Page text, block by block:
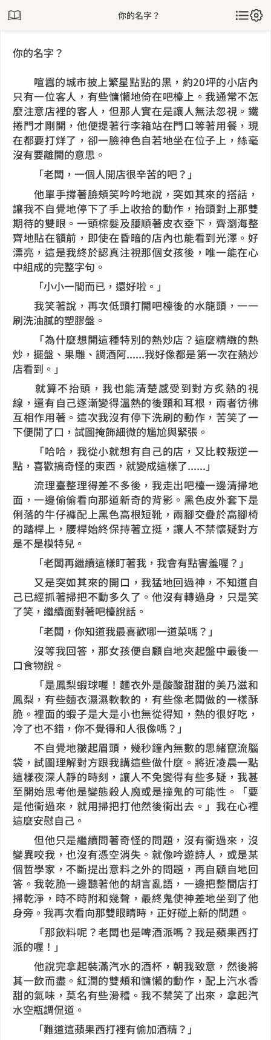
你的名字？
你的名字？
喧囂的城市披上繁星點點的黑，約20坪的小店內
只有一位客人，有些慵懶地倚在吧檯上。我通常不怎
麼注意店裡的客人，但那人實在是讓人無法忽視。鐵
捲門才剛開，他便提著行李箱站在門口等著用餐，現
在都要打烊了，卻一臉神色自若地坐在位子上，絲毫
沒有要離開的意思。
「老闆，一個人開店很辛苦的吧？」
他單手撐著臉頰笑吟吟地說，突如其來的搭話，
讓我不自覺地停下了手上收拾的動作，抬頭對上那雙
期待的雙眼。一頭棕髮及腰順著皮衣垂下，齊瀏海整
齊地貼在額前，即使在昏暗的店內也能看到光澤。好
漂亮，這是我終於認真注視那個女孩後，唯一能在心
中組成的完整字句。
「小小一間而已，還好啦。」
我笑著說，再次低頭打開吧檯後的水龍頭，一一
刷洗油膩的塑膠盤。
「為什麼想開這種特別的熱炒店？這麼精緻的熱
炒，擺盤、果雕、調酒阿......我好像都是第一次在熱炒
店看到。」
就算不抬頭，我也能清楚感受到對方炙熱的視
線，還有自己逐漸變得溫熱的後頸和耳根，兩者彷彿
互相作用著。這次我沒有停下洗刷的動作，苦笑了一
下便開了口，試圖掩飾細微的尷尬與緊張。
「哈哈，我從小就想有自己的店，又比較叛逆一
點，喜歡搞奇怪的東西，就變成這樣了......」
流理臺整理得差不多後，我走出吧檯一邊清掃地
面，一邊偷偷看向那道新奇的背影。黑色皮外套下是
俐落的牛仔褲配上黑色高根短靴，兩腳交疊於高腳椅
的踏桿上，腰桿始終保持著立挺，讓人不禁懷疑對方
是不是模特兒。
「老闆再繼續這樣盯著我，我會有點害羞喔？」
又是突如其來的開口，我猛地回過神，不知道自
己已經抓著掃把不動多久了。他沒有轉過身，只是笑
了笑，繼續面對著吧檯說話。
「老闆，你知道我最喜歡哪一道菜嗎？」
沒等我回答，那女孩便自顧自地夾起盤中最後一
口食物說。
「是鳳梨蝦球喔！麵衣外是酸酸甜甜的美乃滋和
鳳梨，有些麵衣濕濕軟軟的，有些像老闆做的一樣酥
脆。裡面的蝦子是大是小也無從得知，熱的很好吃，
冷了也不錯，你不覺得和人很像嗎？」
不自覺地皺起眉頭，幾秒鐘內無數的思緒竄流腦
袋，試圖理解對方跟我講這些做什麼。將近凌晨一點
這樣夜深人靜的時刻，讓人不免變得有些多疑，我甚
至開始思考他是變態殺人魔或是撞鬼的可能性。「要
是他衝過來，就用掃把打他然後衝出去。」我在心裡
這麼安慰自己。
但他只是繼續問著奇怪的問題，沒有衝過來，沒
變異咬我，也沒有憑空消失。就像吟遊詩人，或是某
個哲學家，不斷提出意料之外的問題，再自顧自地回
答。我乾脆一邊聽著他的胡言亂語，一邊把整間店打
掃乾淨，時不時附和幾聲，最終鬼使神差地坐到了他
身旁。我再次看向那雙眼睛時，正好碰上新的問題。
「那飲料呢？老闆也是啤酒派嗎？我是蘋果西打
派的喔！」
他說完拿起裝滿汽水的酒杯，朝我致意，然後將
其一飲而盡。紅潤的雙頰和慵懶的動作，配上汽水香
甜的氣味，莫名有些滑稽。我不禁笑了出來，拿起汽
水空瓶調侃道。
「難道這蘋果西打裡有偷加酒精？」